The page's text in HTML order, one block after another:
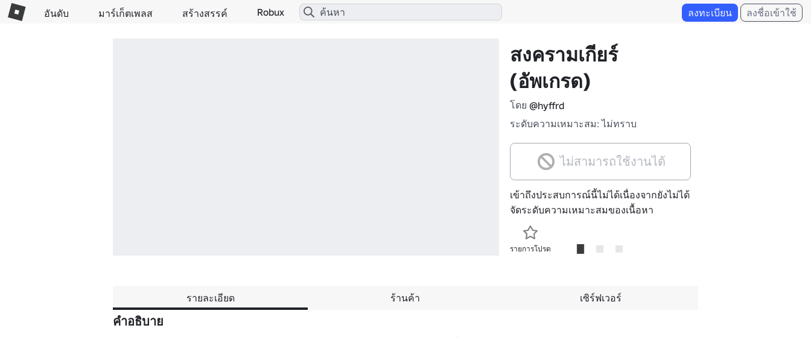
อันดับ มาร์เก็ตเพลส สร้างสรรค์ Robux ลงทะเบียน ลงชื่อเข้าใช้
สงครามเกียร์
(อัพเกรด)
โดย @hyffrd
ระดับความเหมาะสม: ไม่ทราบ
ไม่สามารถใช้งานได้
เข้าถึงประสบการณ์นี้ไม่ได้เนื่องจากยังไม่ได้
จัดระดับความเหมาะสมของเนื้อหา
รายการโปรด
รายละเอียด ร้านค้า เซิร์ฟเวอร์
คำอธิบาย